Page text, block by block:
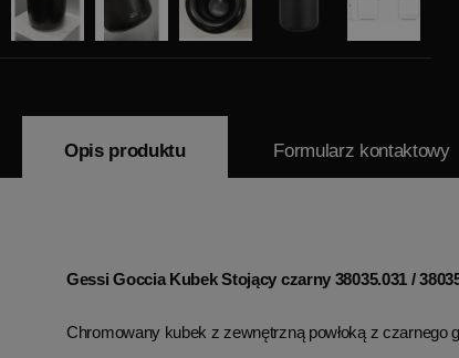
Opis produktu Formularz kontaktowy
Gessi Goccia Kubek Stojący czarny 38035.031 /
Chromowany kubek z zewnętrzną powłoką z czarnego